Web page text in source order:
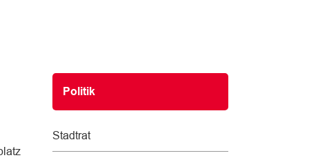
Subnavigation
Politik
Stadtrat